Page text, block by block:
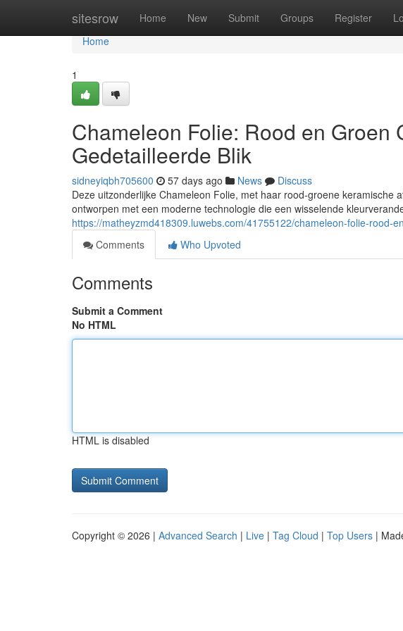
sitesrow Home New Submit Groups Register
Home
Home
1
Chameleon Folie: Rood en Groen
Gedetailleerde Blik
sidneyiqbh705600 57 days ago News
Discuss
Deze uitzonderlijke Chameleon Folie, met haar rood-groene keramische
ontworpen met een moderne technologie die een wisselende
https://matheyzmd418309.luwebs.com/41755122/chameleon-folie-rood-
Comments
Who Upvoted
Comments
Submit a Comment
No HTML
HTML is disabled
Copyright © 2026 | Advanced Search | Live | Tag Cloud | Top Users |